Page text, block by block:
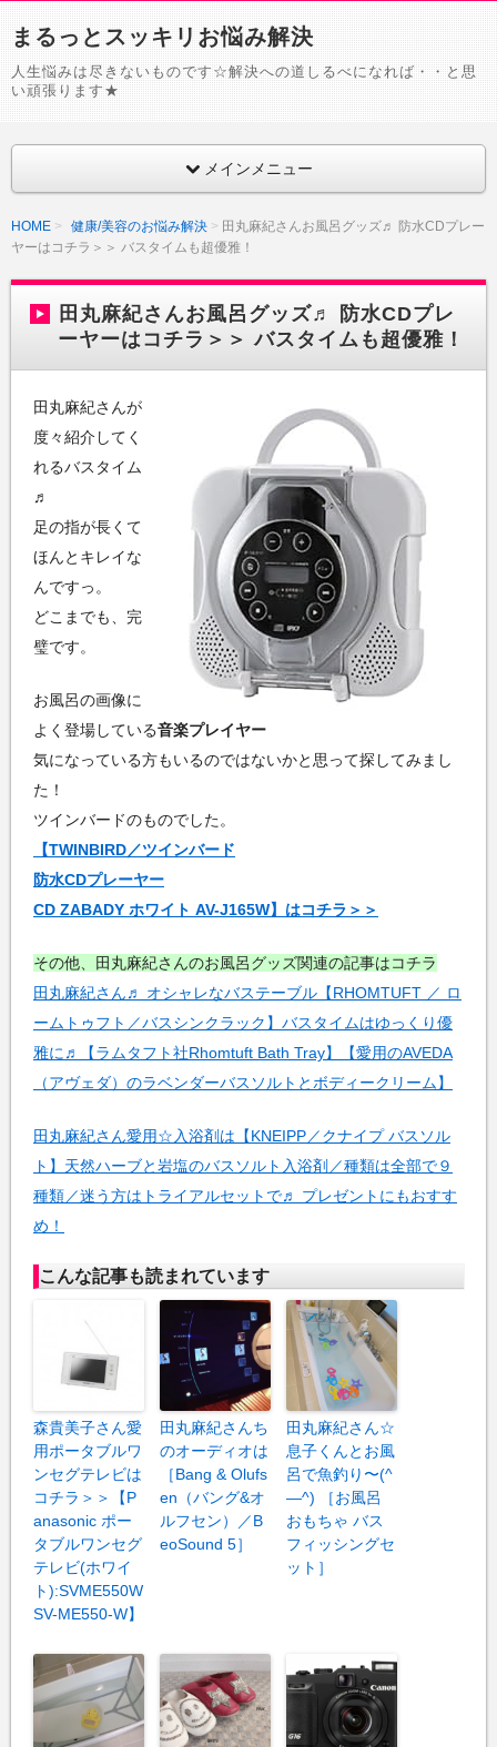
まるっとスッキリお悩み解決
人生悩みは尽きないものです☆解決への道しるべになれば・・と思
い頑張ります★
メインメニュー
HOME 健康/美容のお悩み解決
田丸麻紀さんお風呂グッズ♬ 防水CDプレー
ヤーはコチラ＞＞ バスタイムも超優雅！
田丸麻紀さんお風呂グッズ♬ 防水CDプレ
ーヤーはコチラ＞＞ バスタイムも超優雅！
田丸麻紀さんが
度々紹介してく
れるバスタイム
♬
足の指が長くて
ほんとキレイな
んですっ。
どこまでも、完
璧です。
お風呂の画像に
よく登場している音楽プレイヤー
気になっている方もいるのではないかと思って探してみまし
た！
ツインバードのものでした。
【TWINBIRD／ツインバード
防水CDプレーヤー
CD ZABADY ホワイト AV-J165W】はコチラ＞＞
その他、田丸麻紀さんのお風呂グッズ関連の記事はコチラ
田丸麻紀さん♬ オシャレなバステーブル【RHOMTUFT ／ ロ
ームトゥフト／バスシンクラック】バスタイムはゆっくり優
雅に♬【ラムタフト社Rhomtuft Bath Tray】【愛用のAVEDA
（アヴェダ）のラベンダーバスソルトとボディークリーム】
田丸麻紀さん愛用☆入浴剤は【KNEIPP／クナイプ バスソル
ト】天然ハーブと岩塩のバスソルト入浴剤／種類は全部で９
種類／迷う方はトライアルセットで♬ プレゼントにもおすす
め！
こんな記事も読まれています
森貴美子さん愛
用ポータブルワ
ンセグテレビは
コチラ＞＞【P
anasonic ポー
タブルワンセグ
テレビ(ホワイ
ト):SVME550W
SV-ME550-W】
田丸麻紀さんち
のオーディオは
［Bang & Olufs
en（バング&オ
ルフセン）／B
eoSound 5］
田丸麻紀さん☆
息子くんとお風
呂で魚釣り〜(^
―^) ［お風呂
おもちゃ バス
フィッシングセ
ット］